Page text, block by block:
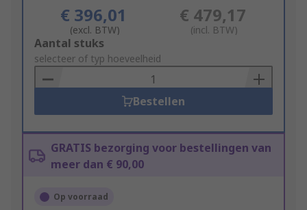
€ 396,01
(excl. BTW)
€ 479,17
(incl. BTW)
Add
to
Basket
Aantal stuks
selecteer of typ hoeveelheid
Bestellen
GRATIS bezorging voor bestellingen van
meer dan € 90,00
Op voorraad